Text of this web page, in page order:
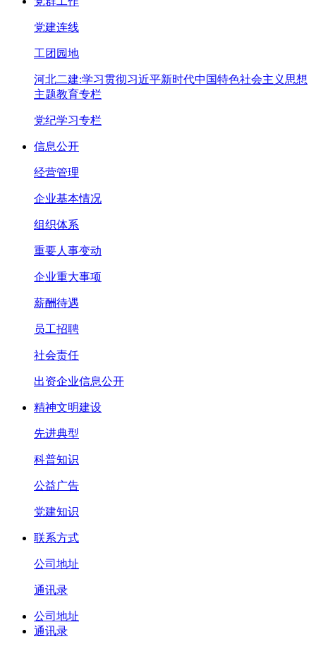
党建连线
工团园地
河北二建:学习贯彻习近平新时代中国特色社会主义思想
主题教育专栏
党纪学习专栏
信息公开
经营管理
企业基本情况
组织体系
重要人事变动
企业重大事项
薪酬待遇
员工招聘
社会责任
出资企业信息公开
精神文明建设
先进典型
科普知识
公益广告
党建知识
联系方式
公司地址
通讯录
公司地址
通讯录